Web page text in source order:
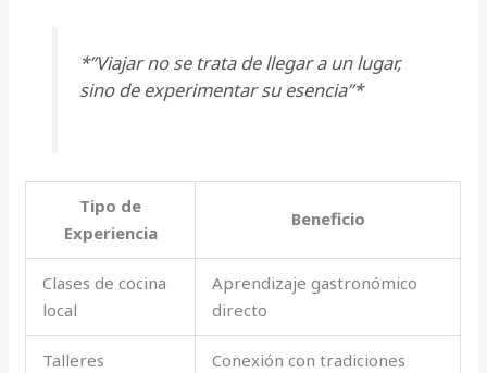
*”Viajar no se trata de llegar a un lugar,
sino de experimentar su esencia”*
Tipo de
Experiencia
Beneficio
Clases de cocina
local
Aprendizaje gastronómico
directo
Talleres
Conexión con tradiciones